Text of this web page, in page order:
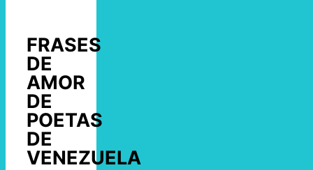
FRASES
DE
AMOR
DE
POETAS
DE
VENEZUELA